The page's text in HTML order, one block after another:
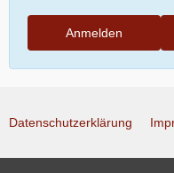
Anmelden
Datenschutzerklärung